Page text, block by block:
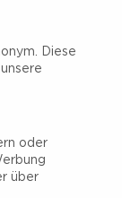
Diese
oder
über